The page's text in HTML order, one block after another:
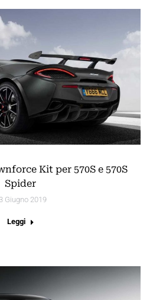
Kit per 570S e 570S
Spider
Giugno 2019
Leggi